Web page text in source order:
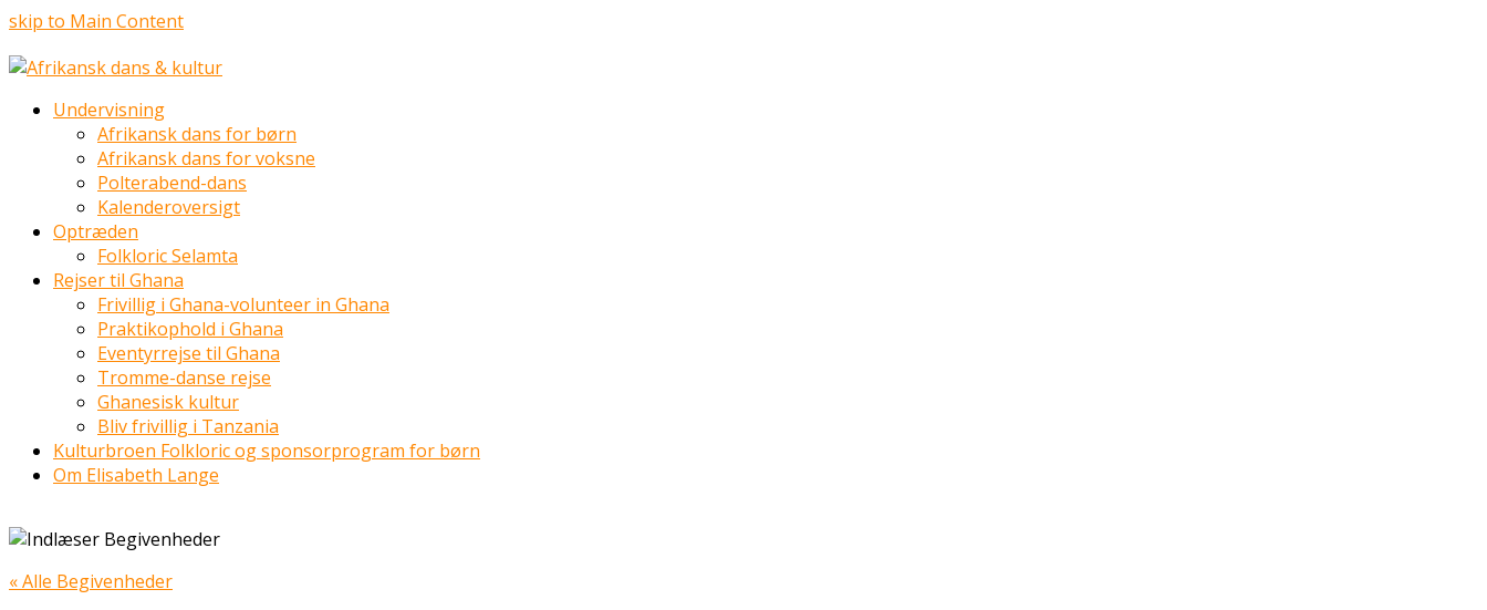
skip to Main Content
Undervisning
Afrikansk dans for børn
Afrikansk dans for voksne
Polterabend-dans
Kalenderoversigt
Optræden
Folkloric Selamta
Rejser til Ghana
Frivillig i Ghana-volunteer in Ghana
Praktikophold i Ghana
Eventyrrejse til Ghana
Tromme-danse rejse
Ghanesisk kultur
Bliv frivillig i Tanzania
Kulturbroen Folkloric og sponsorprogram for børn
Om Elisabeth Lange
« Alle Begivenheder